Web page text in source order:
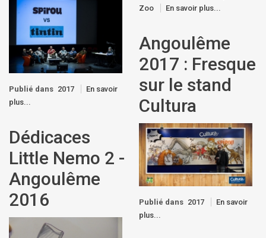
Zoo
En savoir plus...
Publié dans 2017
En savoir
plus...
Angoulême
2017 : Fresque
sur le stand
Cultura
Publié dans 2017
En savoir
plus...
Dédicaces
Little Nemo 2 -
Angoulême
2016